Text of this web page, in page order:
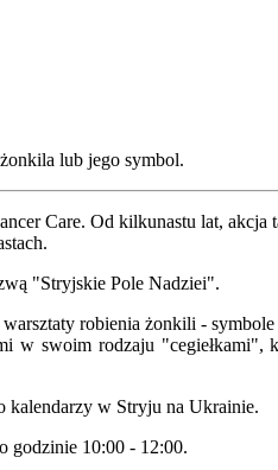
lub jego symbol.
Care. Od kilkunastu lat, akcja
"Stryjskie Pole Nadziei".
robienia żonkili -
w swoim rodzaju "cegiełkami",
kalendarzy w Stryju na Ukrainie.
godzinie 10:00 - 12:00.